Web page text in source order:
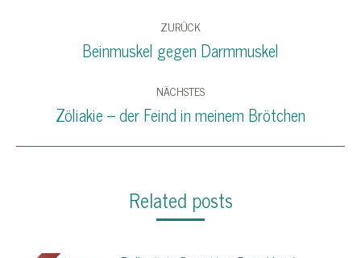
Kommentarnavigation
ZURÜCK
Vorheriger
Beinmuskel gegen Darmmuskel
NÄCHSTES
Nächster
Beitrag:
Zöliakie – der Feind in meinem Brötchen
Related posts